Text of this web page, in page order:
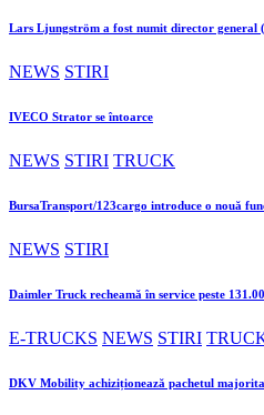
Lars Ljungström a fost numit director general
NEWS STIRI
IVECO Strator se întoarce
NEWS STIRI TRUCK
BursaTransport/123cargo introduce o nouă
NEWS STIRI
Daimler Truck recheamă în service peste
E-TRUCKS NEWS STIRI
DKV Mobility achiziționează pachetul